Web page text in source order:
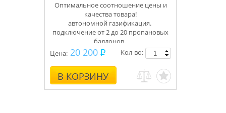
Оптимальное соотношение цены и
качества товара!
автономной газификация.
подключение от 2 до 20 пропановых
баллонов.
Укомплектуем под ключ.
Консультации, монтаж.
Цена: 20 200
В КОРЗИНУ
Кол-во: